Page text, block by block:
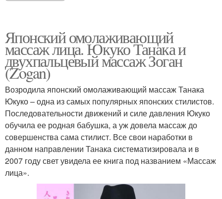
Японский омолаживающий
массаж лица. Юкуко Танака и
двухпальцевый массаж Зоган
(Zogan)
Возродила японский омолаживающий массаж Танака
Юкуко – одна из самых популярных японских стилистов.
Последовательности движений и силе давления Юкуко
обучила ее родная бабушка, а уж довела массаж до
совершенства сама стилист. Все свои наработки в
данном направлении Танака систематизировала и в
2007 году свет увидела ее книга под названием «Массаж
лица».